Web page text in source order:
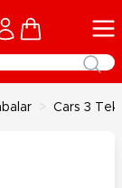
Cart
> Cars 3